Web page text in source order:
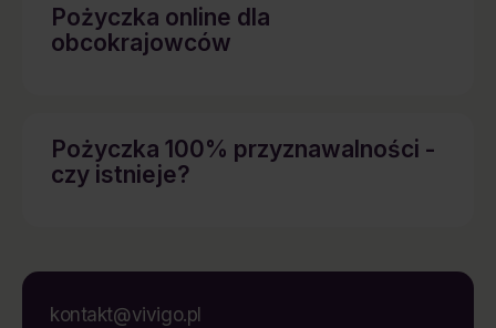
Pożyczka online dla
obcokrajowców
Pożyczka 100% przyznawalności -
czy istnieje?
kontakt@vivigo.pl